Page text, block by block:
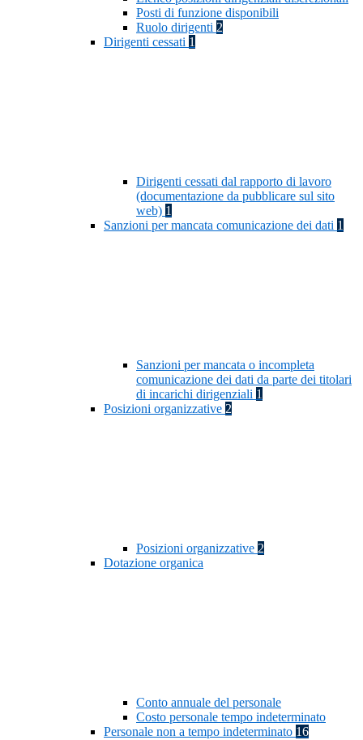
Posti di funzione disponibili
Ruolo dirigenti 2
Dirigenti cessati 1
Dirigenti cessati dal rapporto di lavoro
(documentazione da pubblicare sul sito
web) 1
Sanzioni per mancata comunicazione dei dati 1
Sanzioni per mancata o incompleta
comunicazione dei dati da parte dei titolari
di incarichi dirigenziali 1
Posizioni organizzative 2
Posizioni organizzative 2
Dotazione organica
Conto annuale del personale
Costo personale tempo indeterminato
Personale non a tempo indeterminato 16